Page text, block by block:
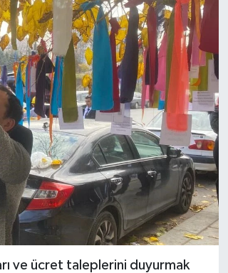
ve ücret taleplerini duyurmak